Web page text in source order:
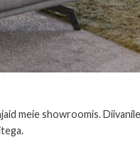
meie showroomis.